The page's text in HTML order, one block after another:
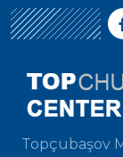
Topçubaşov